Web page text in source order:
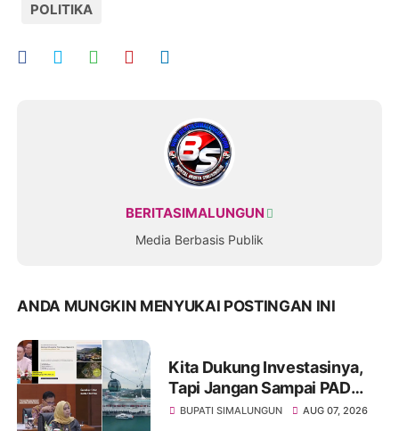
POLITIKA
BERITASIMALUNGUN
Media Berbasis Publik
ANDA MUNGKIN MENYUKAI POSTINGAN INI
Kita Dukung Investasinya,
Tapi Jangan Sampai PAD
Simalungun yang Jadi
BUPATI SIMALUNGUN AUG 07, 2026